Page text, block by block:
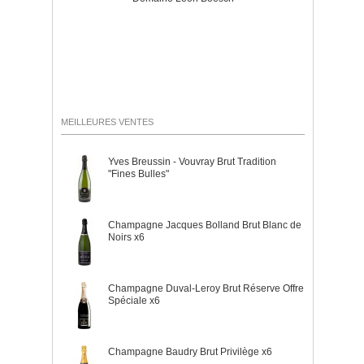
MEILLEURES VENTES
Yves Breussin - Vouvray Brut Tradition
"Fines Bulles"
Champagne Jacques Bolland Brut Blanc de
Noirs x6
Champagne Duval-Leroy Brut Réserve Offre
Spéciale x6
Champagne Baudry Brut Privilège x6